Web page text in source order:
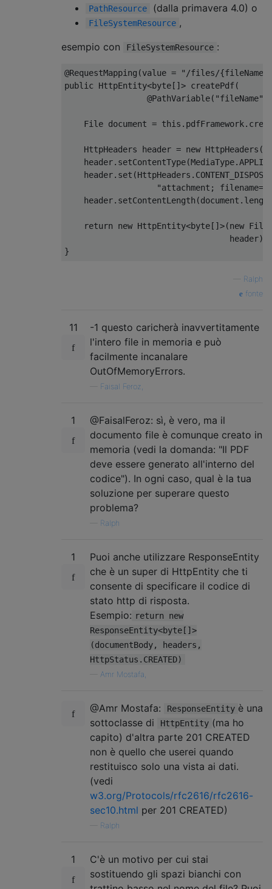
PathResource (dalla primavera 4.0) o
FileSystemResource ,
esempio con
FileSystemResource :
@RequestMapping (value =
"/files/
public
HttpEntity<byte[]> createPdf(
@PathVariable( "fileName"
File document = this . pdfFramework.
HttpHeaders header = new HttpHeaders
    header
. setContentType(MediaType.
    header
. set (HttpHeaders .
"attachment; filename="
    header
. setContentLength (document .
return new HttpEntity<byte[]>(new
                                  header
);
}
Ralph
fonte
11
-1 questo caricherà inavvertitamente
l'intero file in memoria e può
facilmente incanalare
OutOfMemoryErrors.
Faisal Feroz,
1
@FaisalFeroz: sì, è vero, ma il
documento file è comunque creato in
memoria (vedi la domanda: "Il PDF
deve essere generato all'interno del
codice"). In ogni caso, qual è la tua
soluzione per superare questo
problema?
Ralph
1
Puoi anche utilizzare ResponseEntity
che è un super di HttpEntity che ti
consente di specificare il codice di
stato http di risposta.
Esempio: return new
ResponseEntity<byte[]>
(documentBody, headers,
HttpStatus.CREATED)
Amr Mostafa,
@Amr Mostafa: ResponseEntity è una
sottoclasse di
HttpEntity (ma ho
capito) d'altra parte 201 CREATED
non è quello che userei quando
restituisco solo una vista ai dati.
(vedi
w3.org/Protocols/rfc2616/rfc2616-
sec10.html per 201 CREATED)
Ralph
1
C'è un motivo per cui stai
sostituendo gli spazi bianchi con